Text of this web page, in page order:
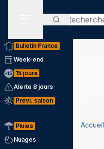
Rechercher
Bulletin France
Week-end
15 jours
Alerte 8 jours
Prévi. saison
Pluies
Nuages
Accueil